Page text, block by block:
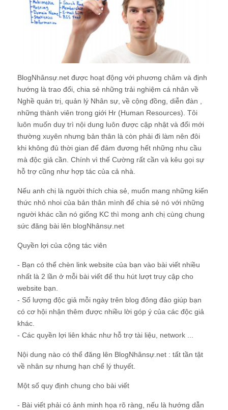
BlogNhânsự.net được hoạt động với phương châm và định
hướng là trao đổi, chia sẻ những trải nghiệm cá nhân về
Nghề quản trị, quản lý Nhân sự, về cộng đồng, diễn đàn ,
những thành viên trong giới Hr (Human Resources). Tôi
luôn muốn duy trì nội dung luôn được cập nhật và đổi mới
thường xuyên nhưng bản thân là còn phải đi làm nên đôi
khi không đủ thời gian để đảm đương hết những nhu cầu
mà độc giả cần. Chính vì thế Cường rất cần và kêu gọi sự
hỗ trợ cũng như hợp tác của cả nhà.
Nếu anh chị là người thích chia sẻ, muốn mang những kiến
thức nhỏ nhoi của bản thân mình để chia sẻ nó với những
người khác cần nó giống KC thì mong anh chị cùng chung
sức đăng bài lên blogNhânsự.net
Quyền lợi của cộng tác viên
- Bạn có thể chèn link website của bạn vào bài viết nhiều
nhất là 2 lần ở mỗi bài viết để thu hút lượt truy cập cho
website bạn.
- Số lượng độc giả mỗi ngày trên blog đông đảo giúp bạn
có cơ hội nhận thêm được nhiều lời góp ý của các độc giả
khác.
- Các quyền lợi liên khác như hỗ trợ tài liệu, network ...
Nội dung nào có thể đăng lên BlogNhânsự.net : tất tần tật
về nhân sự nhưng hạn chế lý thuyết.
Một số quy định chung cho bài viết
- Bài viết phải có ảnh minh họa rõ ràng, nếu là hướng dẫn